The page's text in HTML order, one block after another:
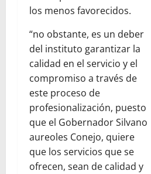
los menos favorecidos.
“no obstante, es un deber
del instituto garantizar la
calidad en el servicio y el
compromiso a través de
este proceso de
profesionalización, puesto
que el Gobernador Silvano
aureoles Conejo, quiere
que los servicios que se
ofrecen, sean de calidad y